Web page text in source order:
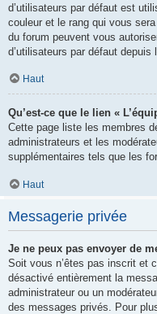
d’utilisateurs par défaut est
couleur et le rang qui vous
du forum peuvent vous
d’utilisateurs par défaut depuis
Haut
Qu’est-ce que le lien «
Cette page liste les membres
administrateurs et les
supplémentaires tels que les
Haut
Messagerie privée
Je ne peux pas envoyer de
Soit vous n’êtes pas inscrit et
désactivé entièrement la
administrateur ou un
des messages privés. Pour